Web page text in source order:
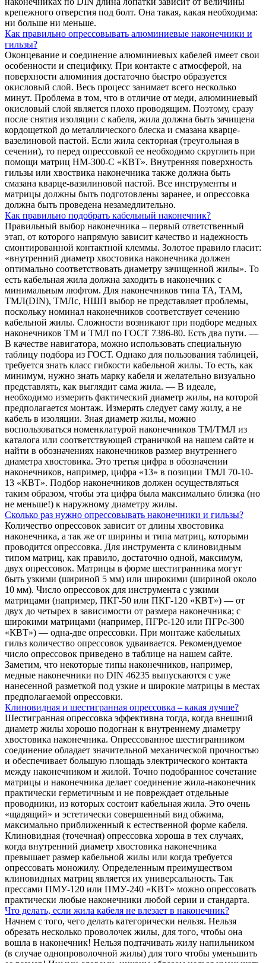
крепежного отверстия под болт. Она такая, какая необходима:
ни больше ни меньше.
Как правильно опрессовывать алюминиевые наконечники и
гильзы?
Оконцевание и соединение алюминиевых кабелей имеет свои
особенности и специфику. При контакте с атмосферой, на
поверхности алюминия достаточно быстро образуется
окисловый слой. Весь процесс занимает всего несколько
минут. Проблема в том, что в отличие от меди, алюминиевый
окисловый слой является плохо проводящим. Поэтому, сразу
после снятия изоляции с кабеля, жила должна быть зачищена
кордощеткой до металлического блеска и смазана кварце-
вазелиновой пастой. Если жила секторная (треугольная в
сечении), то перед опрессовкой ее необходимо скруглить при
помощи матриц НМ-300-С «КВТ». Внутренняя поверхность
гильзы или хвоствика наконечника также должна быть
смазана кварце-вазилиновой пастой. Все инструменты и
матрицы должны быть подготовлены заранее, и опрессовка
должна быть проведена незамедлительно.
Как правильно подобрать кабельный наконечник?
Правильный выбор наконечника – первый ответственный
этап, от которого напрямую зависит качество и надежность
смонтированной контактной клеммы. Золотое правило гласит:
«внутренний диаметр хвостовика наконечника должен
оптимально соответствовать диаметру зачищенной жилы». То
есть кабельная жила должна заходить в наконечник с
минимальным люфтом. Для наконечников типа ТА, ТАМ,
ТМЛ(DIN), ТМЛс, НШП выбор не представляет проблемы,
поскольку номинал наконечников соответствует сечению
кабельной жилы. Сложности возникают при подборе медных
наконечников ТМ и ТМЛ по ГОСТ 7386-80. Есть два пути. —
В качестве навигатора, можно использовать специальную
таблицу подбора из ГОСТ. Однако для пользования таблицей,
требуется знать класс гибкости кабельной жилы. То есть, как
минимум, нужно знать марку кабеля и желательно визуально
представлять, как выглядит сама жила. — В идеале,
необходимо измерить фактический диаметр жилы, на которой
предполагается монтаж. Измерять следует саму жилу, а не
кабель в изоляции. Зная диаметр жилы, можно
воспользоваться номенклатурой наконечников ТМ/ТМЛ из
каталога или соответствующей страничкой на нашем сайте и
найти в обозначениях наконечников размер внутреннего
диаметра хвостовика. Это третья цифра в обозначении
наконечников, например, цифра «13» в позиции ТМЛ 70-10-
13 «КВТ». Подбор наконечников должен осуществляться
таким образом, чтобы эта цифра была максимально близка (но
не меньше!) к наружному диаметру жилы.
Сколько раз нужно опрессовывать наконечники и гильзы?
Количество опрессовок зависит от длины хвостовика
наконечника, а так же от ширины и типа матриц, которыми
проводится опрессовка. Для инструмента с клиновидным
типом матриц, как правило, достаточно одной, максимум,
двух опрессовок. Матрицы в форме шестигранника могут
быть узкими (шириной 5 мм) или широкими (шириной около
10 мм). Число опрессовок для инструмента с узкими
матрицами (например, ПКГ-50 или ПКГ-120 «КВТ») — от
двух до четырех в зависимости от размера наконечника; с
широкими матрицами (например, ПГРс-120 или ПГРс-300
«КВТ») — одна-две опрессовки. При монтаже кабельных
гильз количество опрессовок удваивается. Рекомендуемое
число опрессовок приведено в таблице на нашем сайте.
Заметим, что некоторые типы наконечников, например,
медные наконечники по DIN 46235 выпускаются с уже
нанесенной разметкой под узкие и широкие матрицы в местах
предполагаемой опрессовки.
Клиновидная и шестигранная опрессовка – какая лучше?
Шестигранная опрессовка эффективна тогда, когда внешний
диаметр жилы хорошо подогнан к внутреннему диаметру
хвостовика наконечника. Опрессованное шестигранником
соединение обладает значительной механической прочностью
и обеспечивает большую площадь электрического контакта
между наконечником и жилой. Точно подобранное сочетание
матрицы и наконечника делает соединение жила-наконечник
практически герметичным и не повреждает отдельные
проводники, из которых состоит кабельная жила. Это очень
«щадящий» и эстетически совершенный вид обжима,
максимально приближенный к естественной форме кабеля.
Клиновидная (точечная) опрессовка хороша в тех случаях,
когда внутренний диаметр хвостовика наконечника
превышает размер кабельной жилы или когда требуется
опрессовать моножилу. Определенным преимуществом
клиновидных матриц является их универсальность. Так
прессами ПМУ-120 или ПМУ-240 «КВТ» можно опрессовать
практически любые наконечники любой серии и стандарта.
Что делать, если жила кабеля не влезает в наконечник?
Начнем с того, чего делать категорически нельзя. Нельзя
обрезать несколько проволочек жилы, для того, чтобы она
вошла в наконечник! Нельзя подтачивать жилу напильником
(в случае однопроволочной жилы) для того чтобы уменьшить